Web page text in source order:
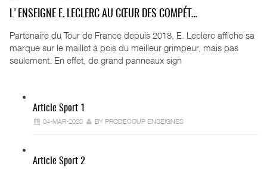
L'ENSEIGNE E. LECLERC AU CŒUR DES COMPÉT…
Partenaire du Tour de France depuis 2018, E. Leclerc affiche sa
marque sur le maillot à pois du meilleur grimpeur, mais pas
seulement. En effet, de grand panneaux sign
Article Sport 1
04-MAR-2020 BY PRODECOUP ENSEIGNES
Article Sport 2